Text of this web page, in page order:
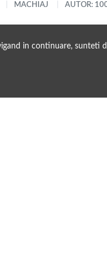
in continuare, sunteti
MACHIAJ AUTOR: